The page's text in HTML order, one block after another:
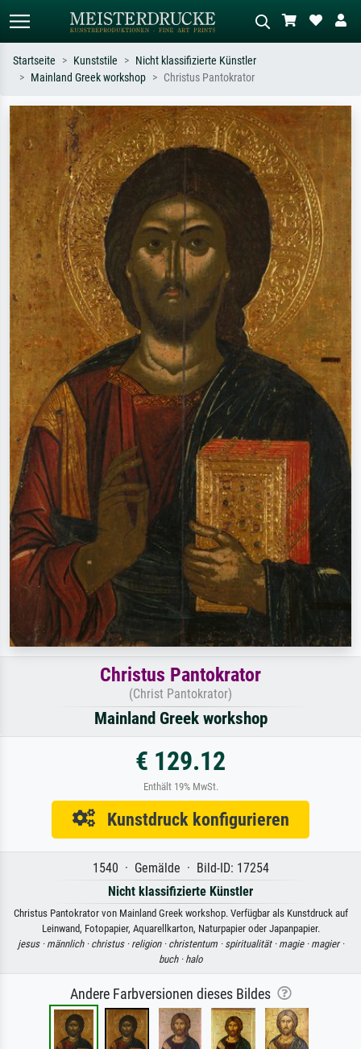
Suchen Sie nach Künstlern, Werktiteln
oder Stilen – z.B. Monet,
Sternennacht, Impressionismus, Welle
Hokusai, Akt.
Beschreiben Sie die Szene – z.B. Grüne
Wiese, Abstrakt mit viel Rot, Dunkles
Ölgemälde, Stehender Akt neben einem
Baum.
Startseite Kunststile
Nicht klassifizierte Künstler
Mainland Greek workshop
Christus Pantokrator
Christus Pantokrator
(Christ Pantokrator)
Mainland Greek workshop
€ 129.12
Enthält 19% MwSt.
Kunstdruck konfigurieren
1540 · Gemälde · Bild-ID: 17254
Nicht klassifizierte Künstler
Christus Pantokrator von Mainland Greek workshop. Verfügbar als Kunstdruck auf
Leinwand, Fotopapier, Aquarellkarton, Naturpapier oder Japanpapier.
jesus · männlich · christus · religion · christentum · spiritualität · magie · magier ·
buch · halo
Andere Farbversionen dieses Bildes